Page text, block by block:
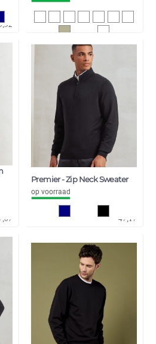
23,17
28,04
Premier - Zip Neck Sweater
op voorraad
47,17